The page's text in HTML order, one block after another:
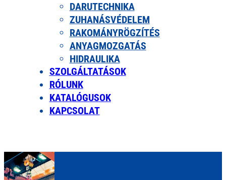
DARUTECHNIKA
ZUHANÁSVÉDELEM
RAKOMÁNYRÖGZÍTÉS
ANYAGMOZGATÁS
HIDRAULIKA
SZOLGÁLTATÁSOK
RÓLUNK
KATALÓGUSOK
KAPCSOLAT